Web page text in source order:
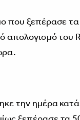
που ξεπέρασε
απολογισμό του
την ημέρα